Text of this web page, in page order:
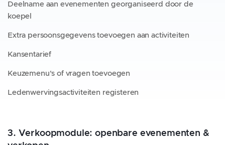
Deelname aan evenementen georganiseerd door de
koepel
Extra persoonsgegevens toevoegen aan activiteiten
Kansentarief
Keuzemenu's of vragen toevoegen
Ledenwervingsactiviteiten registeren
3. Verkoopmodule: openbare evenementen &